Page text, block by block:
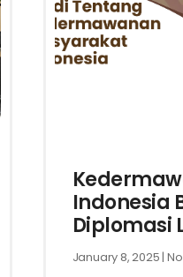
Indonesia
Diplomasi
January 8, 2025